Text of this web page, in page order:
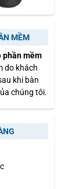
MỀM
phần mềm
do khách
khi bàn
chúng tôi.